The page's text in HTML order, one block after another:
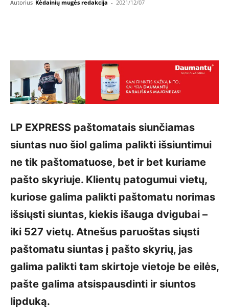
Autorius Kėdainių mugės redakcija - 2021/12/07
LP EXPRESS paštomatais siunčiamas
siuntas nuo šiol galima palikti išsiuntimui
ne tik paštomatuose, bet ir bet kuriame
pašto skyriuje. Klientų patogumui vietų,
kuriose galima palikti paštomatu norimas
išsiųsti siuntas, kiekis išauga dvigubai –
iki 527 vietų. Atnešus paruoštas siųsti
paštomatu siuntas į pašto skyrių, jas
galima palikti tam skirtoje vietoje be eilės,
pašte galima atsispausdinti ir siuntos
lipduką.